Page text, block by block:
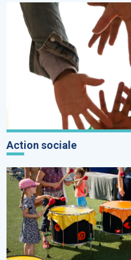
Action sociale